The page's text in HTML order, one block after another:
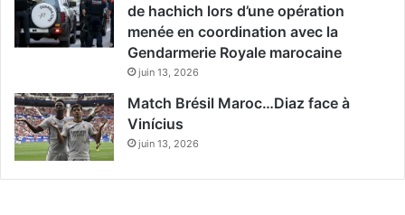
de hachich lors d’une opération
menée en coordination avec la
Gendarmerie Royale marocaine
juin 13, 2026
Match Brésil Maroc…Diaz face à
Vinícius
juin 13, 2026